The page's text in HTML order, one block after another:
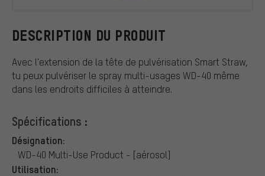
DESCRIPTION DU PRODUIT
Avec l'extension de la tête de pulvérisation Smart Straw,
tu peux pulvériser le spray multi-usages WD-40 même
dans les endroits difficiles à atteindre.
Spécifications :
Désignation:
WD-40 Multi-Use Product - [aérosol]
Utilisation: